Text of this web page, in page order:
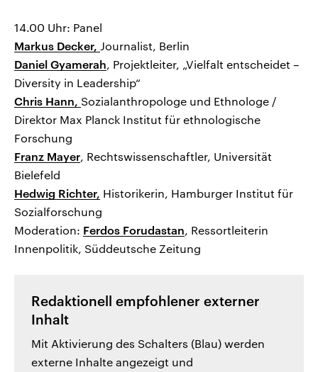
14.00 Uhr: Panel
Markus Decker, Journalist, Berlin
Daniel Gyamerah, Projektleiter, „Vielfalt entscheidet –
Diversity in Leadership“
Chris Hann, Sozialanthropologe und Ethnologe /
Direktor Max Planck Institut für ethnologische
Forschung
Franz Mayer, Rechtswissenschaftler, Universität
Bielefeld
Hedwig Richter, Historikerin, Hamburger Institut für
Sozialforschung
Moderation: Ferdos Forudastan, Ressortleiterin
Innenpolitik, Süddeutsche Zeitung
Redaktionell empfohlener externer
Inhalt
Mit Aktivierung des Schalters (Blau) werden
externe Inhalte angezeigt und